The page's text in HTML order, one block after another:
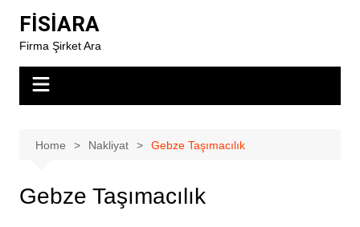
content
FİSİARA
Firma Şirket Ara
Home Nakliyat Gebze Taşımacılık
Gebze Taşımacılık